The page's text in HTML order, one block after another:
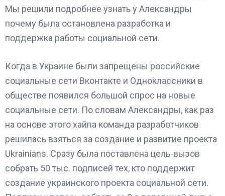
Мы решили подробнее узнать у Александры
почему была остановлена разработка и
поддержка работы социальной сети.
Когда в Украине были запрещены российские
социальные сети Вконтакте и Одноклассники в
обществе появился большой спрос на новые
социальные сети. По словам Александры, как раз
на основе этого хайпа команда разработчиков
решилась взяться за создание и развитие проекта
Ukrainians. Сразу была поставлена цель-вызов
собрать 50 тыс. подписей тех, кто поддержит
создание украинского проекта социальной сети.